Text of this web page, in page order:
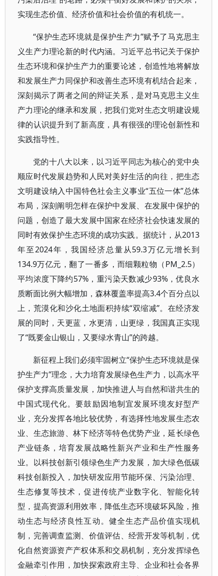
实现生态价值、经济价值和社会价值的有机统一。
“保护生态环境就是保护生产力”赋予了马克思主
义生产力理论新的时代内涵。习近平总书记关于保护
生态环境和保护生产力的重要论述，创造性地将解放
和发展生产力同保护和改善生态环境有机结合起来，
深刻揭示了两者之间的辩证关系，是对马克思主义生
产力理论的继承和发展，把我们党对生态文明建设规
律的认识提升到了新高度，具有很强的理论创新性和
实践指导性。
党的十八大以来，以习近平同志为核心的党中央
顺应时代发展趋势和人民对美好生活的向往，把生态
文明建设纳入中国特色社会主义事业“五位一体”总体
布局，深刻阐明怎样在保护中发展、在发展中保护的
问题，创造了最大发展中国家在经济社会快速发展的
同时有效保护生态环境的成功实践。据统计，从2013
年至2024年，我国经济总量从59.3万亿元增长到
134.9万亿元，翻了一番多，而细颗粒物（PM_2.5）
平均浓度下降约57%，重污染天数减少93%，优良水
质断面比例大幅增加，森林覆盖率提高3.4个百分点以
上，荒漠化和沙化土地面积持续“双缩减”。在经济发
展的同时，天更蓝，水更清，山更绿，我国真正实现
了“既要金山银山，又要绿水青山”的跨越。
新征程上我们必须牢固树立“保护生态环境就是保
护生产力”理念，大力培育发展绿色生产力，以高水平
保护支撑高质量发展，加快推进人与自然和谐共生的
中国式现代化。要鼓励因地制宜发展环境友好型产
业，充分发挥各地比较优势，有选择性地发展生态农
业、生态旅游、林下经济等特色优势产业，延长绿色
产业链条，培育发展战略性新兴产业和生产性服务
业。以科技创新引领绿色生产力发展，加大绿色低碳
科技创新投入，加快研发应用节能环保、污染治理、
生态修复等技术，促进传统产业数字化、智能化转
型，提高资源利用效率，降低生态环境破坏风险，推
动生态与经济良性互动。健全生态产品价值实现机
制，完善调查监测、价值评估、经营开发等机制，优
化自然资源资产产权体系和交易机制，充分发挥绿色
金融牵引作用，加快探索政府主导、企业和社会各界